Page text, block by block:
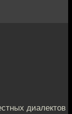
диалектов